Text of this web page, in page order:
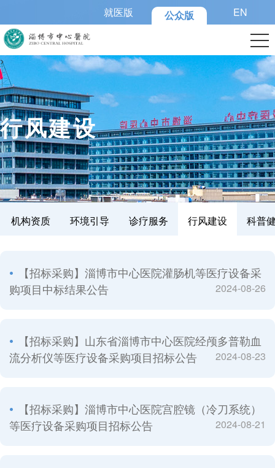
就医版 公众版 EN
>
行风建设
机构资质 环境引导 诊疗服务 行风建设 科普
【招标采购】淄博市中心医院灌肠机等医疗设备采
购项目中标结果公告
2024-08-26
【招标采购】山东省淄博市中心医院经颅多普勒血
流分析仪等医疗设备采购项目招标公告
2024-08-23
【招标采购】淄博市中心医院宫腔镜（冷刀系统）
等医疗设备采购项目招标公告
2024-08-21